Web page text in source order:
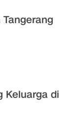
Keluarga di